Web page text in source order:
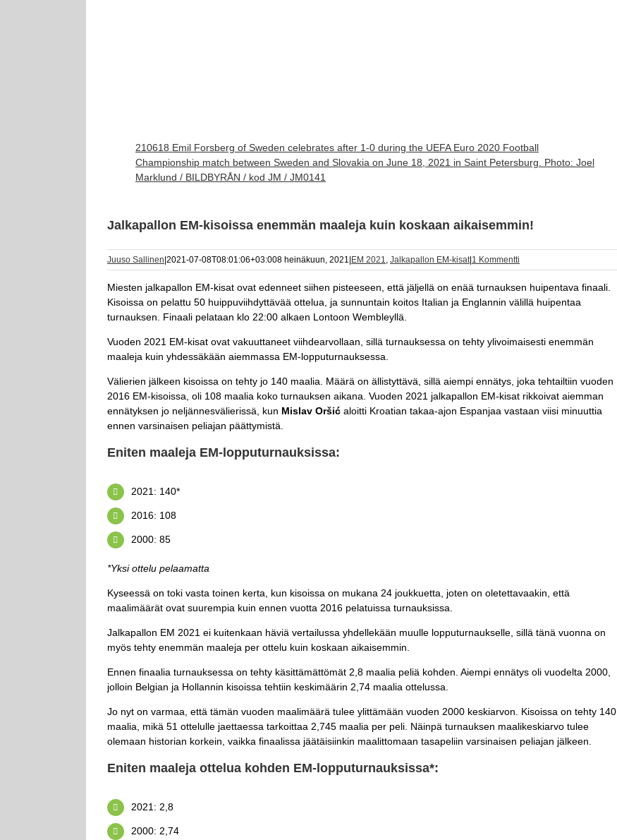
210618 Emil Forsberg of Sweden celebrates after 1-0 during the UEFA Euro 2020 Football
Championship match between Sweden and Slovakia on June 18, 2021 in Saint Petersburg. Photo: Joel
Marklund / BILDBYRÅN / kod JM / JM0141
Jalkapallon EM-kisoissa enemmän maaleja kuin koskaan aikaisemmin!
Juuso Sallinen 2021-07-08T08:01:06+03:008 heinäkuun, 2021 EM 2021, Jalkapallon EM-kisat| 1 Kommentti
Miesten jalkapallon EM-kisat ovat edenneet siihen pisteeseen, että jäljellä on enää turnauksen huipentava finaali.
Kisoissa on pelattu 50 huippuviihdyttävää ottelua, ja sunnuntain koitos Italian ja Englannin välillä huipentaa
turnauksen. Finaali pelataan klo 22:00 alkaen Lontoon Wembleyllä.
Vuoden 2021 EM-kisat ovat vakuuttaneet viihdearvollaan, sillä turnauksessa on tehty ylivoimaisesti enemmän
maaleja kuin yhdessäkään aiemmassa EM-lopputurnauksessa.
Välierien jälkeen kisoissa on tehty jo 140 maalia. Määrä on ällistyttävä, sillä aiempi ennätys, joka tehtailtiin vuoden
2016 EM-kisoissa, oli 108 maalia koko turnauksen aikana. Vuoden 2021 jalkapallon EM-kisat rikkoivat aiemman
ennätyksen jo neljännesvälierissä, kun Mislav Oršić aloitti Kroatian takaa-ajon Espanjaa vastaan viisi minuuttia
ennen varsinaisen peliajan päättymistä.
Eniten maaleja EM-lopputurnauksissa:
2021: 140*
2016: 108
2000: 85
*Yksi ottelu pelaamatta
Kyseessä on toki vasta toinen kerta, kun kisoissa on mukana 24 joukkuetta, joten on oletettavaakin, että
maalimäärät ovat suurempia kuin ennen vuotta 2016 pelatuissa turnauksissa.
Jalkapallon EM 2021 ei kuitenkaan häviä vertailussa yhdellekään muulle lopputurnaukselle, sillä tänä vuonna on
myös tehty enemmän maaleja per ottelu kuin koskaan aikaisemmin.
Ennen finaalia turnauksessa on tehty käsittämättömät 2,8 maalia peliä kohden. Aiempi ennätys oli vuodelta 2000,
jolloin Belgian ja Hollannin kisoissa tehtiin keskimäärin 2,74 maalia ottelussa.
Jo nyt on varmaa, että tämän vuoden maalimäärä tulee ylittämään vuoden 2000 keskiarvon. Kisoissa on tehty 140
maalia, mikä 51 ottelulle jaettaessa tarkoittaa 2,745 maalia per peli. Näinpä turnauksen maalikeskiarvo tulee
olemaan historian korkein, vaikka finaalissa jäätäisiinkin maalittomaan tasapeliin varsinaisen peliajan jälkeen.
Eniten maaleja ottelua kohden EM-lopputurnauksissa*:
2021: 2,8
2000: 2,74